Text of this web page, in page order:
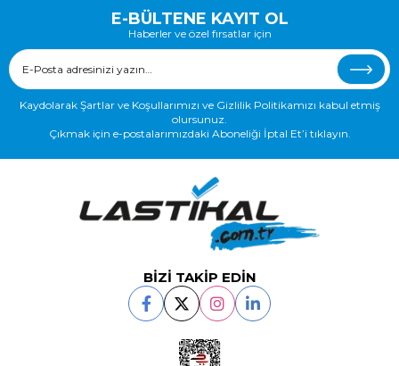
E-BÜLTENE KAYIT OL
Haberler ve özel fırsatlar için
Kaydolarak Şartlar ve Koşullarımızı ve Gizlilik Politikamızı kabul etmiş
olursunuz.
Çıkmak için e-postalarımızdaki Aboneliği İptal Et’i tıklayın.
BİZİ TAKİP EDİN